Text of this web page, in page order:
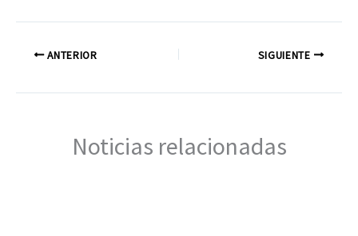
ANTERIOR SIGUIENTE
Noticias relacionadas